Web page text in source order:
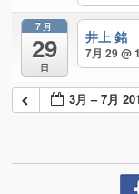
7月
29
日
井上 銘
7月 29 @
3月 – 7月